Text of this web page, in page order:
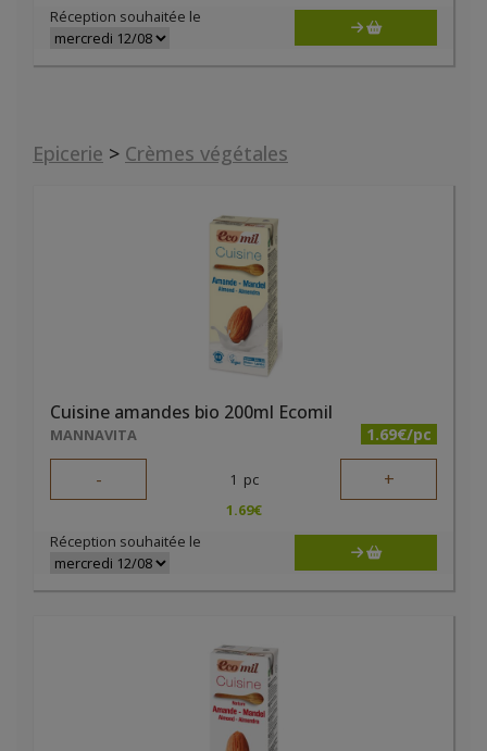
Réception souhaitée le
Epicerie > Crèmes végétales
Cuisine amandes bio 200ml Ecomil
MANNAVITA 1.69€/pc
- 1 pc +
1.69€
Réception souhaitée le